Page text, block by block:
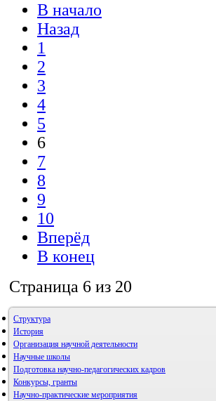
В начало
Назад
1
2
3
4
5
6
7
8
9
10
Вперёд
В конец
Страница 6 из 20
Структура
История
Организация научной деятельности
Научные школы
Подготовка научно-педагогических кадров
Конкурсы, гранты
Научно-практические мероприятия